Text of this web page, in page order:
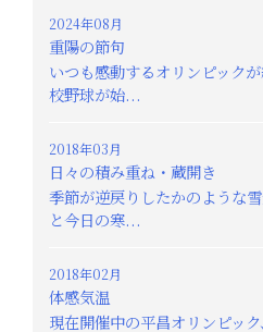
2024年08月
重陽の節句
いつも感動するオリンピック
校野球が始...
2018年03月
日々の積み重ね・蔵開き
季節が逆戻りしたかのような
と今日の寒...
2018年02月
体感気温
現在開催中の平昌オリンピッ